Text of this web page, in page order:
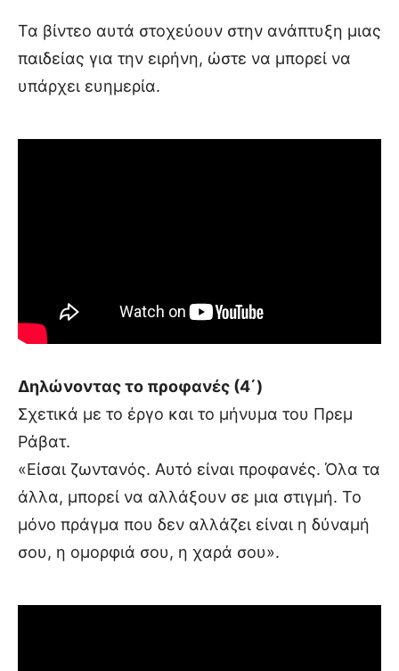
Τα βίντεο αυτά στοχεύουν στην ανάπτυξη μιας
παιδείας για την ειρήνη, ώστε να μπορεί να
υπάρχει ευημερία.
Δηλώνοντας το προφανές (4΄)
Σχετικά με το έργο και το μήνυμα του Πρεμ
Ράβατ.
«Είσαι ζωντανός. Αυτό είναι προφανές. Όλα τα
άλλα, μπορεί να αλλάξουν σε μια στιγμή. Το
μόνο πράγμα που δεν αλλάζει είναι η δύναμή
σου, η ομορφιά σου, η χαρά σου».